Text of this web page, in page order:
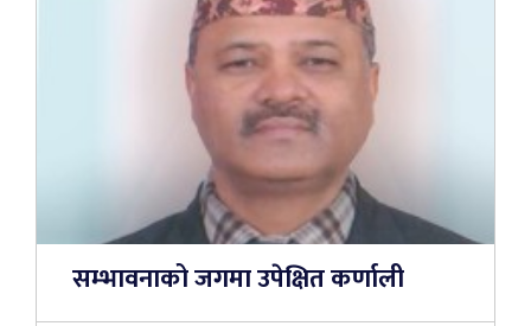
सम्भावनाको जगमा उपेक्षित कर्णाली